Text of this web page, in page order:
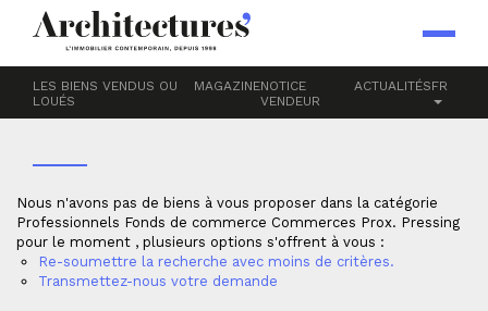
LES BIENS VENDUS OU
LOUÉS
MAGAZINENOTICE
VENDEUR
ACTUALITÉSFR
Accueil Professionnels
Commerces Prox.
PRESSING
Nous n'avons pas de biens à vous proposer dans la catégorie
Professionnels Fonds de commerce Commerces Prox. Pressing
pour le moment , plusieurs options s'offrent à vous :
Re-soumettre la recherche avec moins de critères.
Transmettez-nous votre demande